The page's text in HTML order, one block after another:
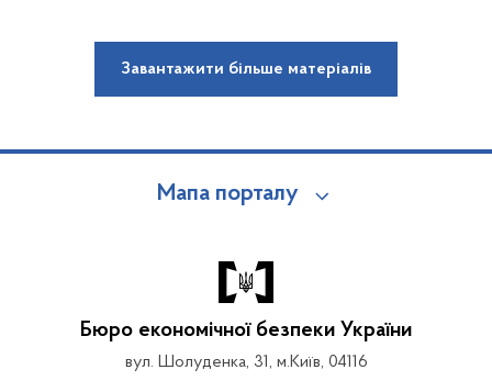
Завантажити більше матеріалів
Мапа порталу
Бюро економічної безпеки України
вул. Шолуденка, 31, м.Київ, 04116